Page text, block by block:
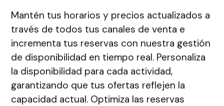
Mantén tus horarios y precios actualizados a
través de todos tus canales de venta e
incrementa tus reservas con nuestra gestión
de disponibilidad en tiempo real. Personaliza
la disponibilidad para cada actividad,
garantizando que tus ofertas reflejen la
capacidad actual. Optimiza las reservas